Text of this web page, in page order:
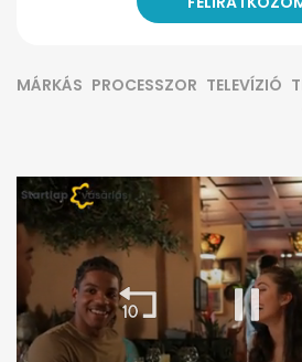
MÁRKÁS PROCESSZOR TELEVÍZIÓ